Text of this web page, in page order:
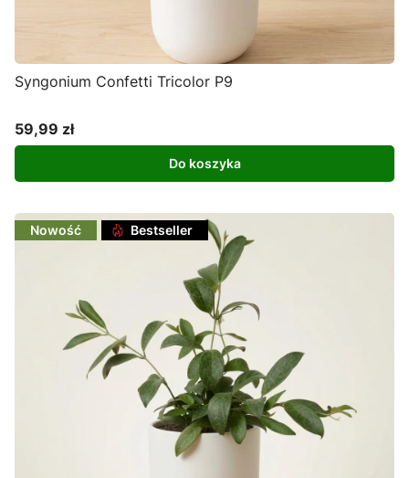
Syngonium Confetti Tricolor P9
Cena
59,99 zł
Do koszyka
Nowość Bestseller